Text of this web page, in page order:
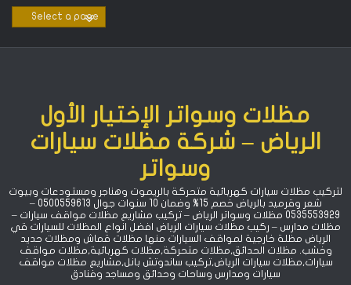
مظلات وسواتر الإختيار الأول
الرياض – شركة مظلات سيارات
وسواتر
لتركيب مظلات سيارات كهربائية متحركة بالريموت وهناجر ومستودعات وبيوت
شعر وقرميد بالرياض خصم 15% ‏وضمان 10 سنوات جوال 0500559613 –
0535553929 مظلات وسواتر الرياض – تركيب مشاريع مظلات مواقف سيارات –
مظلات مدارس – ركيب مظلات سيارات الرياض افضل انواع المظلات للسيارات قي
الرياض مظلة خارجية لمواقف السيارات منها مظلات قماش ومظلات حديد
وخشب. مظلات الحدائق,مظلات متحركة,مظلات كهربائية,مظلات مواقف
سيارات,مظلات سيارات الرياض,تركيب ساندوتش بانل,مشاريع مظلات مواقف
سيارات ومدارس وساحات وحدائق ومساجد وفنادق